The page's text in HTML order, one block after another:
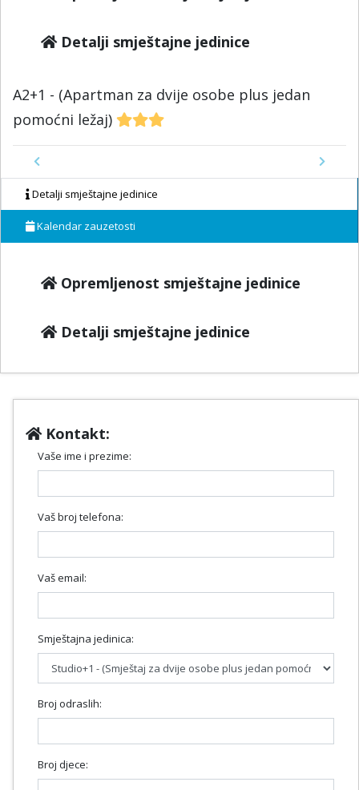
Detalji smještajne jedinice
A2+1 - (Apartman za dvije osobe plus jedan
pomoćni ležaj)
Previous
Next
Detalji smještajne jedinice
Kalendar zauzetosti
Opremljenost smještajne jedinice
Detalji smještajne jedinice
Kontakt:
Vaše ime i prezime:
Vaš broj telefona:
Vaš email:
Smještajna jedinica:
Broj odraslih:
Broj djece: